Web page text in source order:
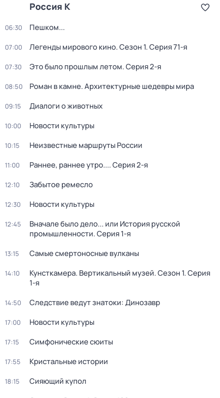
Россия К
06:30 Пешком...
07:00 Легенды мирового кино. Сезон 1. Серия 71-я
07:30 Это было прошлым летом. Серия 2-я
08:50 Роман в камне. Архитектурные шедевры мира
09:15 Диалоги о животных
10:00 Новости культуры
10:15 Неизвестные маршруты России
11:00 Раннее, раннее утро.... Серия 2-я
12:10 Забытое ремесло
12:30 Новости культуры
12:45
Вначале было дело... или История русской
промышленности. Серия 1-я
13:15 Самые смертоносные вулканы
14:10 Кунсткамера. Вертикальный музей. Сезон 1. Серия
1-я
14:50 Следствие ведут знатоки: Динозавр
17:00 Новости культуры
17:15 Симфонические сюиты
17:55 Кристальные истории
18:15 Сияющий купол